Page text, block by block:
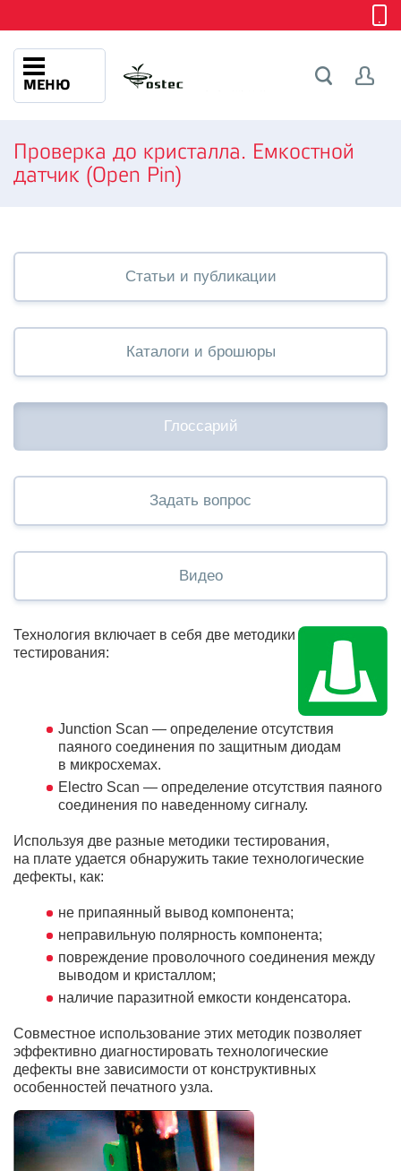
МЕНЮ
Проверка до кристалла. Емкостной
датчик (Open Pin)
Статьи и публикации
Каталоги и брошюры
Глоссарий
Задать вопрос
Видео
Технология включает в себя две методики
тестирования:
Junction Scan — определение отсутствия
паяного соединения по защитным диодам
в микросхемах.
Electro Scan — определение отсутствия паяного
соединения по наведенному сигналу.
Используя две разные методики тестирования,
на плате удается обнаружить такие технологические
дефекты, как:
не припаянный вывод компонента;
неправильную полярность компонента;
повреждение проволочного соединения между
выводом и кристаллом;
наличие паразитной емкости конденсатора.
Совместное использование этих методик позволяет
эффективно диагностировать технологические
дефекты вне зависимости от конструктивных
особенностей печатного узла.